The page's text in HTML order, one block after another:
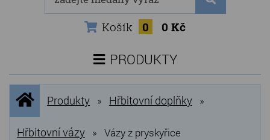
Košík 0 0 Kč
PRODUKTY
NOVINKY
NEJPRODÁVANĚJŠÍ
VÝPRODEJ
Úvodní
stránka
Produkty » Hřbitovní doplňky »
Hřbitovní vázy » Vázy z pryskyřice